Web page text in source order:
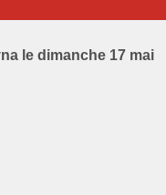
le dimanche 17 mai